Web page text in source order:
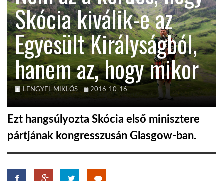
AUSZTRÁLIA
A VILÁG ITTHON
Skócia kiválik-e az
Egyesült Királyságból,
hanem az, hogy mikor
LENGYEL MIKLÓS 2016-10-16
Ezt hangsúlyozta Skócia első minisztere
pártjának kongresszusán Glasgow-ban.